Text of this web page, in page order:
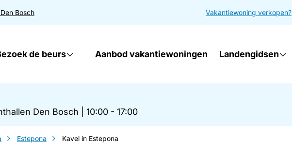
Den Bosch Vakantiewoning verkopen?
de beurs Aanbod vakantiewoningen Landengidsen
Den Bosch 10:00 - 17:00
Estepona Kavel in Estepona